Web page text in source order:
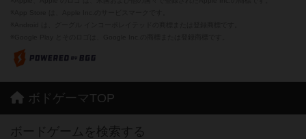
ボドゲーマTOP
ボードゲームを検索する